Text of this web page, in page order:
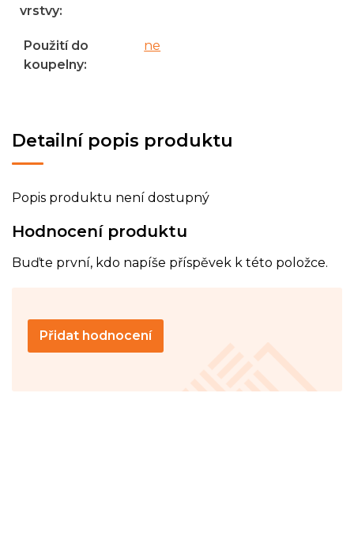
Detailní popis produktu
Popis produktu není dostupný
vrstvy:
Použití do
koupelny:
ne
Hodnocení produktu
Buďte první, kdo napíše příspěvek k této položce.
Přidat hodnocení